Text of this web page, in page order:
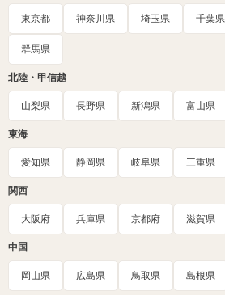
東京都 神奈川県 埼玉県 千葉県
群馬県
北陸・甲信越
山梨県 長野県 新潟県 富山県
東海
愛知県 静岡県 岐阜県 三重県
関西
大阪府 兵庫県 京都府 滋賀県
中国
岡山県 広島県 鳥取県 島根県